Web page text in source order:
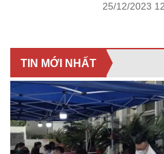
25/12/2023
TIN MỚI NHẤT